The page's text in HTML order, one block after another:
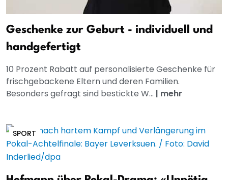
Geschenke zur Geburt - individuell und
handgefertigt
10 Prozent Rabatt auf personalisierte Geschenke für
frischgebackene Eltern und deren Familien.
Besonders gefragt sind bestickte W... | mehr
SPORT